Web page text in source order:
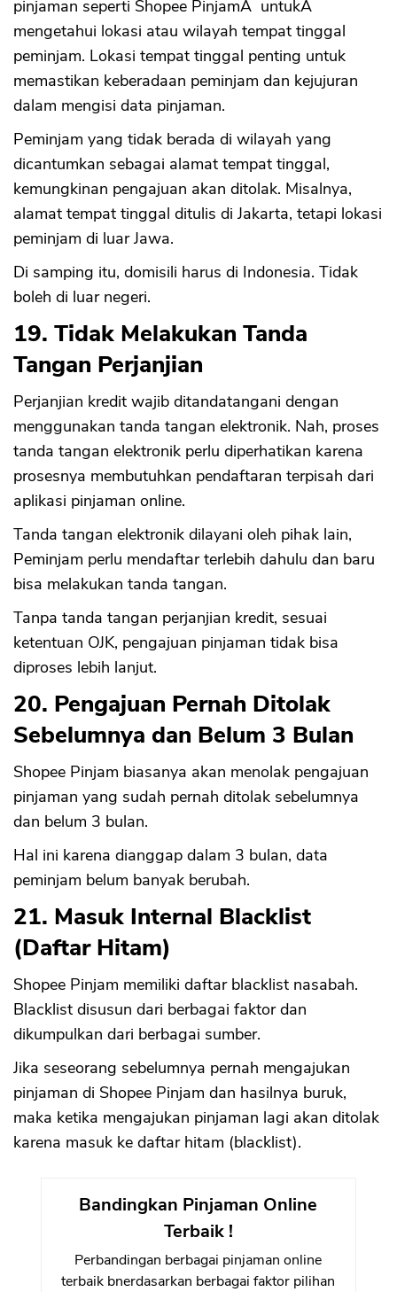
pinjaman seperti Shopee PinjamÂ untukÂ
mengetahui lokasi atau wilayah tempat tinggal
peminjam. Lokasi tempat tinggal penting untuk
memastikan keberadaan peminjam dan kejujuran
dalam mengisi data pinjaman.
Peminjam yang tidak berada di wilayah yang
dicantumkan sebagai alamat tempat tinggal,
kemungkinan pengajuan akan ditolak. Misalnya,
alamat tempat tinggal ditulis di Jakarta, tetapi lokasi
peminjam di luar Jawa.
Di samping itu, domisili harus di Indonesia. Tidak
boleh di luar negeri.
19. Tidak Melakukan Tanda
Tangan Perjanjian
Perjanjian kredit wajib ditandatangani dengan
menggunakan tanda tangan elektronik. Nah, proses
tanda tangan elektronik perlu diperhatikan karena
prosesnya membutuhkan pendaftaran terpisah dari
aplikasi pinjaman online.
Tanda tangan elektronik dilayani oleh pihak lain,
Peminjam perlu mendaftar terlebih dahulu dan baru
bisa melakukan tanda tangan.
Tanpa tanda tangan perjanjian kredit, sesuai
ketentuan OJK, pengajuan pinjaman tidak bisa
diproses lebih lanjut.
20. Pengajuan Pernah Ditolak
Sebelumnya dan Belum 3 Bulan
Shopee Pinjam biasanya akan menolak pengajuan
pinjaman yang sudah pernah ditolak sebelumnya
dan belum 3 bulan.
Hal ini karena dianggap dalam 3 bulan, data
peminjam belum banyak berubah.
21. Masuk Internal Blacklist
(Daftar Hitam)
Shopee Pinjam memiliki daftar blacklist nasabah.
Blacklist disusun dari berbagai faktor dan
dikumpulkan dari berbagai sumber.
Jika seseorang sebelumnya pernah mengajukan
pinjaman di Shopee Pinjam dan hasilnya buruk,
maka ketika mengajukan pinjaman lagi akan ditolak
karena masuk ke daftar hitam (blacklist).
Bandingkan Pinjaman Online
Terbaik !
Perbandingan berbagai pinjaman online
terbaik bnerdasarkan berbagai faktor pilihan